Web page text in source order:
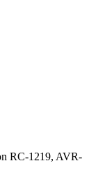
RC-1219, AVR-